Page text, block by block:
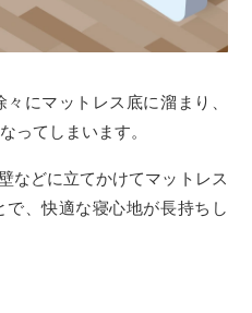
にマットレス底に溜まり、
ってしまいます。
などに立てかけてマットレス
、快適な寝心地が長持ちし